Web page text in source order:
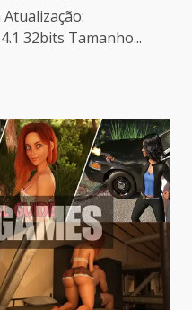
32bits Tamanho...